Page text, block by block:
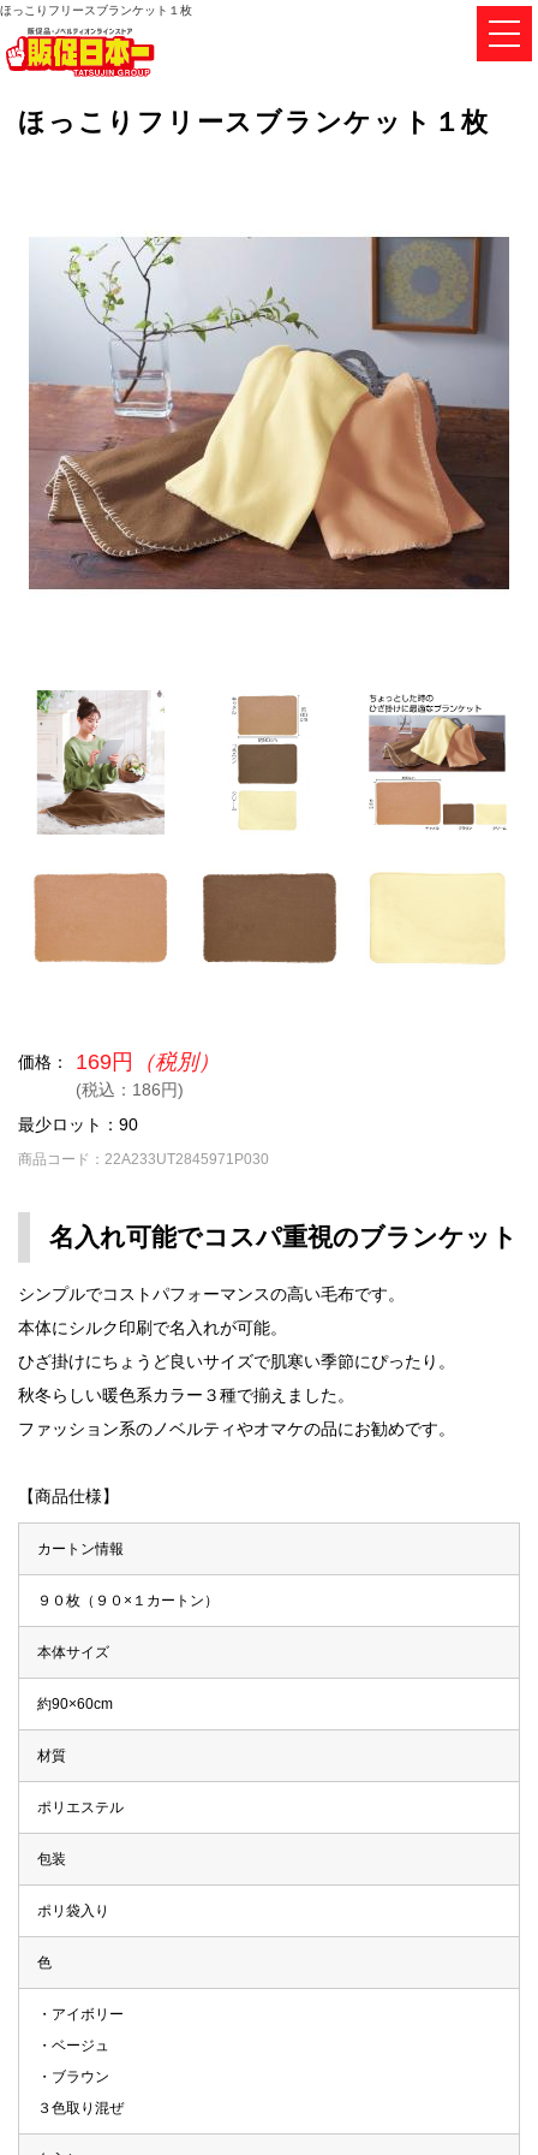
ほっこりフリースブランケット１枚
ほっこりフリースブランケット１枚
価格： 169円 （税別）
(税込：186円)
最少ロット：90
商品コード：22A233UT2845971P030
名入れ可能でコスパ重視のブランケット
シンプルでコストパフォーマンスの高い毛布です。
本体にシルク印刷で名入れが可能。
ひざ掛けにちょうど良いサイズで肌寒い季節にぴったり。
秋冬らしい暖色系カラー３種で揃えました。
ファッション系のノベルティやオマケの品にお勧めです。
【商品仕様】
カートン情報
９０枚（９０×１カートン）
本体サイズ
約90×60cm
材質
ポリエステル
包装
ポリ袋入り
色
・アイボリー
・ベージュ
・ブラウン
３色取り混ぜ